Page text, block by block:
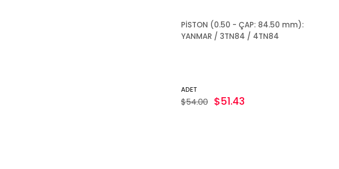
PİSTON (0.50 - ÇAP: 84.50 mm):
YANMAR / 3TN84 / 4TN84
ADET
$51.43
$54.00